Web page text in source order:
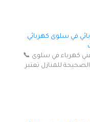
- افضل كهربائي في سلوى كهربائي
كهرباء في سلوى 📞
الصحيحة للمنازل تعتبر